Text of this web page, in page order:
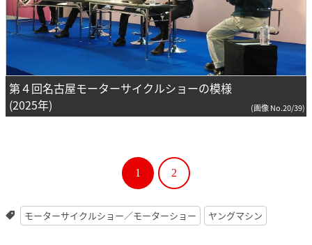
第４回名古屋モーターサイクルショーの模様
(2025年)
(画像 No.20/39)
1 2
モーターサイクルショー／モーターショー ヤングマシン